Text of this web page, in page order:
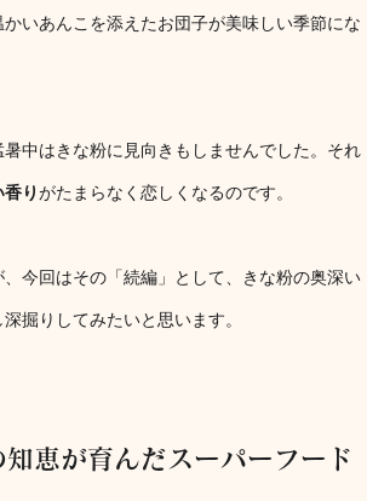
いあんこを添えたお団子が美味しい季節にな
中はきな粉に見向きもしませんでした。それ
りがたまらなく恋しくなるのです。
今回はその「続編」として、きな粉の奥深い
掘りしてみたいと思います。
恵が育んだスーパーフード